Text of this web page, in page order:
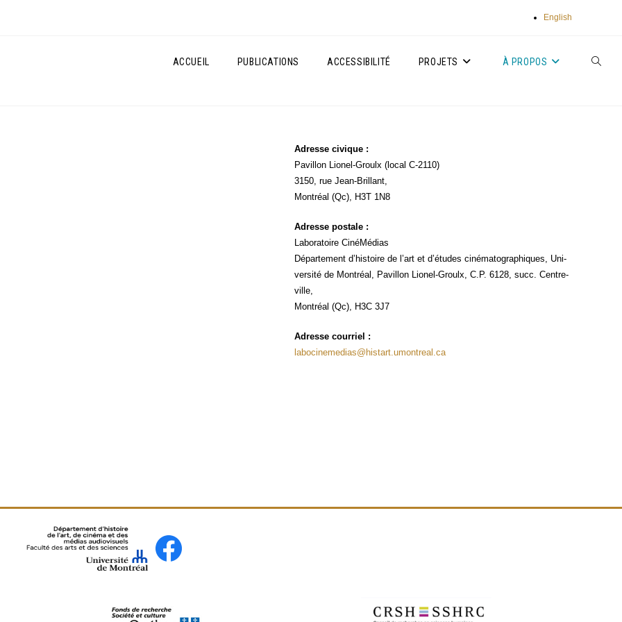
English
ACCUEIL PUBLICATIONS ACCESSIBILITÉ PROJETS À PROPOS TOGGLE
Adresse civique :
Pavillon Lio­nel-Groulx (local C-2110)
3150, rue Jean-Brillant,
Mont­réal (Qc), H3T 1N8
Adresse pos­tale :
Labo­ra­toire Ciné­Mé­dias
Dépar­te­ment d’histoire de l’art et d’études ciné­ma­to­gra­phiques, Uni­
ver­si­té de Mont­réal, Pavillon Lio­nel-Groulx, C.P. 6128, succ. Centre-
ville,
Mont­réal (Qc), H3C 3J7
Adresse cour­riel :
labocinemedias@histart.umontreal.ca